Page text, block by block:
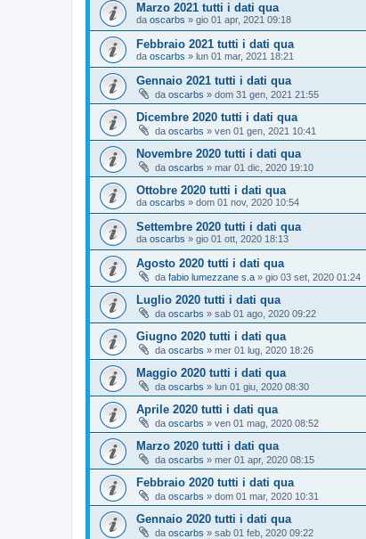
Marzo 2021 tutti i dati qua
da oscarbs » gio 01 apr, 2021 09:18
Febbraio 2021 tutti i dati qua
da oscarbs » lun 01 mar, 2021 18:21
Gennaio 2021 tutti i dati qua
da oscarbs » dom 31 gen, 2021 21:55
Dicembre 2020 tutti i dati qua
da oscarbs » ven 01 gen, 2021 10:41
Novembre 2020 tutti i dati qua
da oscarbs » mar 01 dic, 2020 19:10
Ottobre 2020 tutti i dati qua
da oscarbs » dom 01 nov, 2020 10:54
Settembre 2020 tutti i dati qua
da oscarbs » gio 01 ott, 2020 18:13
Agosto 2020 tutti i dati qua
da fabio lumezzane s.a » gio 03 set, 2020 01:24
Luglio 2020 tutti i dati qua
da oscarbs » sab 01 ago, 2020 09:22
Giugno 2020 tutti i dati qua
da oscarbs » mer 01 lug, 2020 18:26
Maggio 2020 tutti i dati qua
da oscarbs » lun 01 giu, 2020 08:30
Aprile 2020 tutti i dati qua
da oscarbs » ven 01 mag, 2020 08:52
Marzo 2020 tutti i dati qua
da oscarbs » mer 01 apr, 2020 08:15
Febbraio 2020 tutti i dati qua
da oscarbs » dom 01 mar, 2020 10:31
Gennaio 2020 tutti i dati qua
da oscarbs » sab 01 feb, 2020 09:22